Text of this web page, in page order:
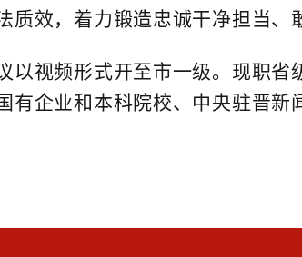
质效，着力锻造忠诚干净担当、
视频形式开至市一级。现职省
有企业和本科院校、中央驻晋